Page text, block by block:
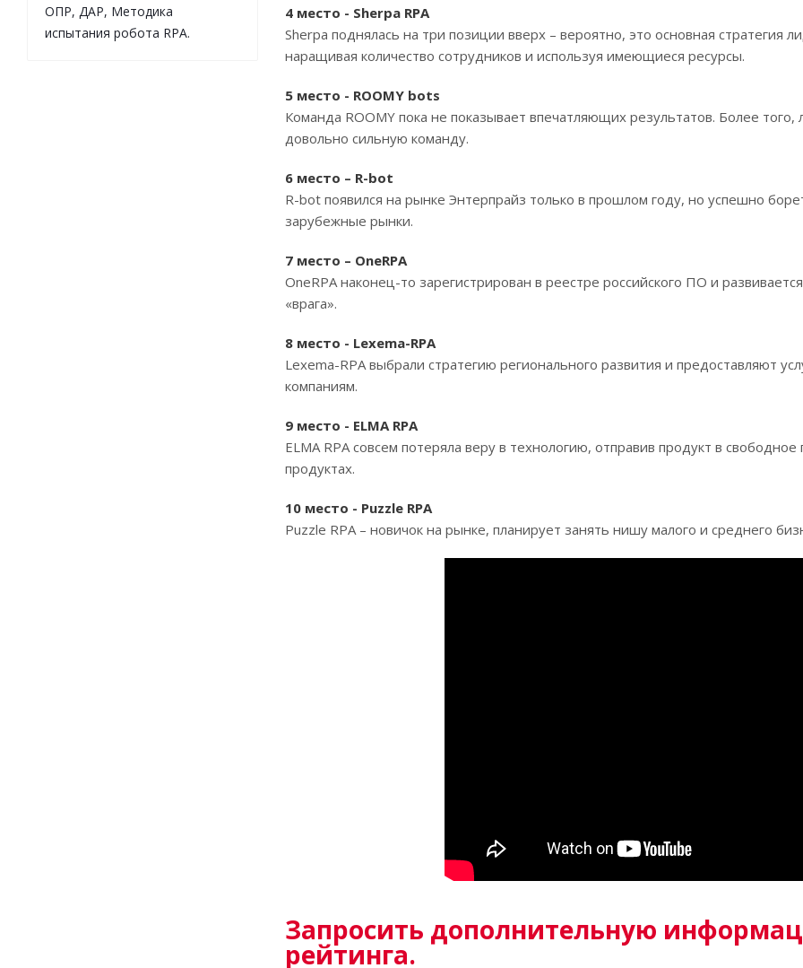
4 место - Sherpa RPA
Sherpa поднялась на три позиции вверх – вероятно, это основная
наращивая количество сотрудников и используя имеющиеся ресурсы.
5 место - ROOMY bots
Команда ROOMY пока не показывает впечатляющих результатов. Более того,
довольно сильную команду.
6 место – R-bot
R-bot появился на рынке Энтерпрайз только в прошлом году, но успешно
зарубежные рынки.
7 место – OneRPA
OneRPA наконец-то зарегистрирован в реестре российского ПО и
«врага».
8 место - Lexema-RPA
Lexema-RPA выбрали стратегию регионального развития и предоставляют
компаниям.
9 место - ELMA RPA
ELMA RPA совсем потеряла веру в технологию, отправив продукт в
продуктах.
10 место - Puzzle RPA
Puzzle RPA – новичок на рынке, планирует занять нишу малого и среднего
Запросить дополнительную
рейтинга.
ОПР, ДАР, Методика
испытания робота RPA.